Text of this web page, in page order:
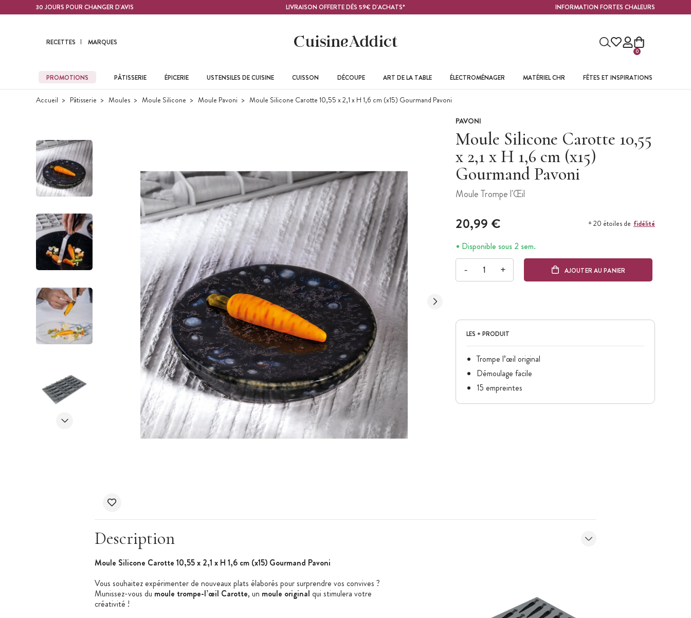
Contenu principal30 JOURS POUR CHANGER D'AVIS LIVRAISON OFFERTE DÈS 59€ D'ACHATS* INFORMATION FORTES CHALEURS
RECETTES MARQUES
0
PROMOTIONS PÂTISSERIE ÉPICERIE USTENSILES DE CUISINE CUISSON DÉCOUPE ART DE LA TABLE ÉLECTROMÉNAGER MATÉRIEL CHR FÊTES ET INSPIRATIONS
Accueil Pâtisserie Moules Moule Silicone Moule Pavoni Moule Silicone Carotte 10,55 x 2,1 x H 1,6 cm (x15) Gourmand Pavoni
PAVONI
Moule Silicone Carotte 10,55
x 2,1 x H 1,6 cm (x15)
Gourmand Pavoni
Moule Trompe l'Œil
20,99 € + 20 étoiles de fidélité
Disponible sous 2 sem.
- + AJOUTER AU PANIER
LES + PRODUIT
Trompe l’œil original
Démoulage facile
15 empreintes
Description
Moule Silicone Carotte 10,55 x 2,1 x H 1,6 cm (x15) Gourmand Pavoni
Vous souhaitez expérimenter de nouveaux plats élaborés pour surprendre vos convives ?
Munissez-vous du moule trompe-l’œil Carotte, un moule original qui stimulera votre
créativité !